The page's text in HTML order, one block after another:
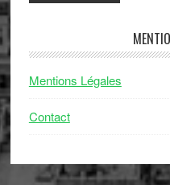
Mentions Légales
Contact